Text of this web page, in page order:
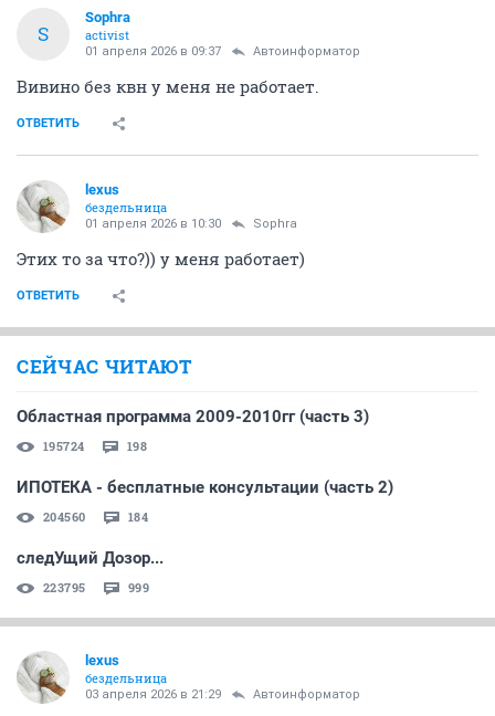
S
Sophra
activist
01 апреля 2026 в 09:37 Автоинформатор
Вивино без квн у меня не работает.
ОТВЕТИТЬ
lexus
бездельница
01 апреля 2026 в 10:30 Sophra
Этих то за что?)) у меня работает)
ОТВЕТИТЬ
СЕЙЧАС ЧИТАЮТ
Областная программа 2009-2010гг (часть 3)
195724 198
ИПОТЕКА - бесплатные консультации (часть 2)
204560 184
следУщий Дозор...
223795 999
lexus
бездельница
03 апреля 2026 в 21:29 Автоинформатор